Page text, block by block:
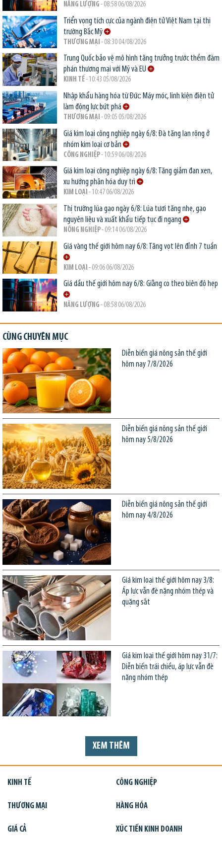
NĂNG LƯỢNG - 08:58 06/08/2026
Triển vọng tích cực của ngành điện tử Việt Nam tại thị
trường Bắc Mỹ
THƯƠNG MẠI - 08:30 04/08/2026
Trung Quốc bảo vệ mô hình tăng trưởng trước thềm đàm
phán thương mại với Mỹ và EU
KINH TẾ- 10:43 05/08/2026
Nhập khẩu hàng hóa từ Đức: Máy móc, linh kiện điện tử
làm động lực bứt phá
THƯƠNG MẠI - 09:05 05/08/2026
Giá kim loại công nghiệp ngày 6/8: Đà tăng lan rộng ở
nhóm kim loại cơ bản
CÔNG NGHIỆP- 10:59 06/08/2026
Giá kim loại công nghiệp ngày 6/8: Tăng giảm đan xen,
xu hướng phân hóa duy trì
KIM LOẠI - 10:47 06/08/2026
Thị trường lúa gạo ngày 6/8: Lúa tươi tăng nhẹ, gạo
nguyên liệu và xuất khẩu tiếp tục đi ngang
NÔNG NGHIỆP- 09:14 06/08/2026
Giá vàng thế giới hôm nay 6/8: Tăng vọt lên đỉnh 7 tuần
KIM LOẠI - 09:06 06/08/2026
Giá dầu thế giới hôm nay 6/8: Giằng co theo biên độ hẹp
NĂNG LƯỢNG - 08:58 06/08/2026
CÙNG CHUYÊN MỤC
Diễn biến giá nông sản thế giới
hôm nay 7/8/2026
Diễn biến giá nông sản thế giới
hôm nay 5/8/2026
Diễn biến giá nông sản thế giới
hôm nay 4/8/2026
Giá kim loại thế giới hôm nay 3/8:
Áp lực vẫn đè nặng nhóm thép và
quặng sắt
Giá kim loại thế giới hôm nay 31/7:
Diễn biến trái chiều, áp lực vẫn đè
nặng nhóm thép
XEM THÊM
KINH TẾ CÔNG NGHIỆP
THƯƠNG MẠI HÀNG HÓA
GIÁ CẢ XÚC TIẾN KINH DOANH